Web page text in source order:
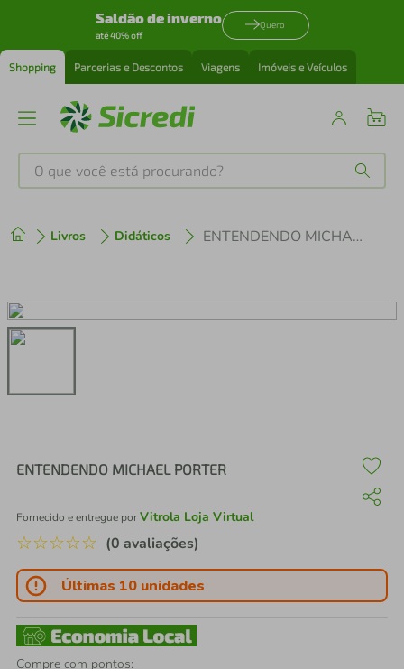
Saldão de inverno
até 40% off
Quero
Shopping Parcerias e Descontos Viagens Imóveis e Veículos
O que você está procurando?
Livros Didáticos ENTENDENDO MICHAEL PORTER
ENTENDENDO MICHAEL PORTER
Fornecido e entregue porVitrola Loja Virtual
☆☆☆☆☆ (0 avaliações)
Últimas 10 unidades
Compre com pontos:
2º cafeteira